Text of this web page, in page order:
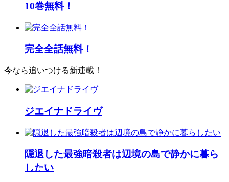
10巻無料！
完全全話無料！
今なら追いつける新連載！
ジエイナドライヴ
隠退した最強暗殺者は辺境の島で静かに暮ら
したい